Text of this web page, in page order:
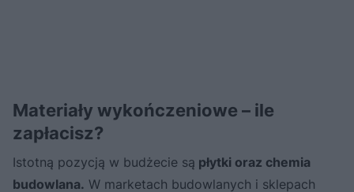
Materiały wykończeniowe – ile
zapłacisz?
Istotną pozycją w budżecie są płytki oraz chemia
budowlana. W marketach budowlanych i sklepach